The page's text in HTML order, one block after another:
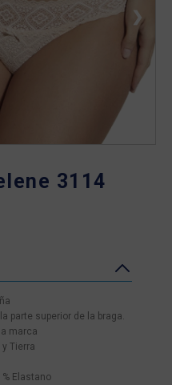
❯
3114
parte superior de la braga.
marca
Tierra
Elastano